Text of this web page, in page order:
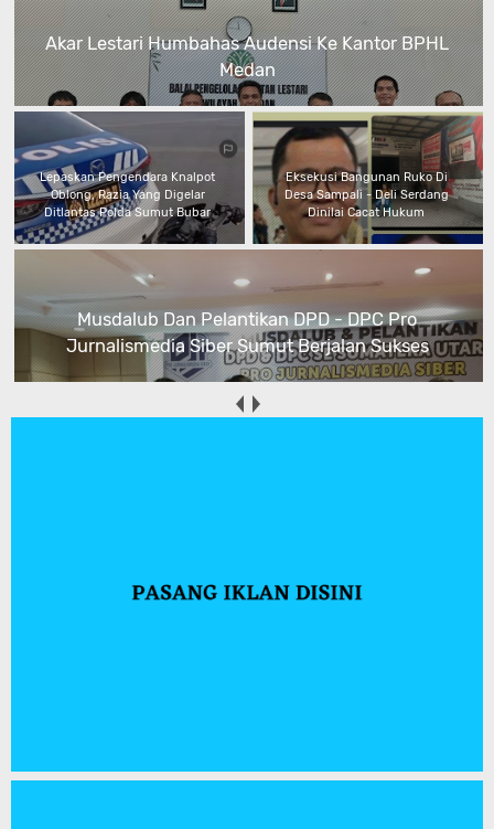
Akar Lestari Humbahas Audensi Ke Kantor BPHL
Medan
Lepaskan Pengendara Knalpot
Oblong, Razia Yang Digelar
Ditlantas Polda Sumut Bubar
Eksekusi Bangunan Ruko Di
Desa Sampali - Deli Serdang
Dinilai Cacat Hukum
Musdalub Dan Pelantikan DPD - DPC Pro
Jurnalismedia Siber Sumut Berjalan Sukses